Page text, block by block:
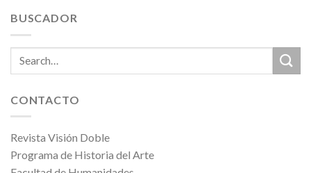
BUSCADOR
CONTACTO
Revista Visión Doble
Programa de Historia del Arte